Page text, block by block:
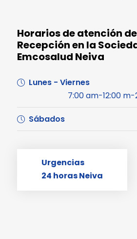
Horarios de atención
Recepción en la
Emcosalud Neiva
Lunes - Viernes
7:00 am-12:00
Sábados
Urgencias
24 horas Neiva